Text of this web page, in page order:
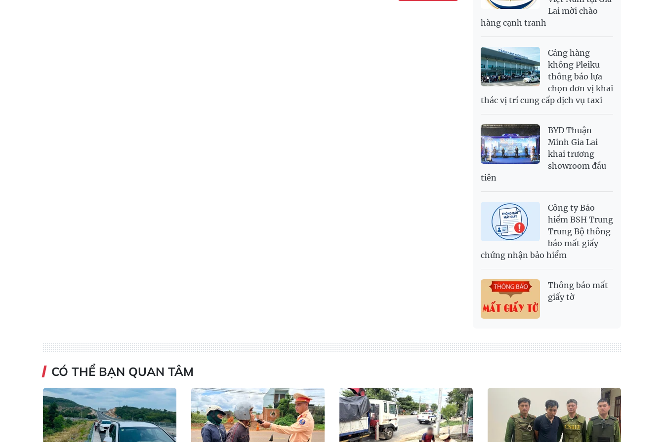
2,702.79
2,817.41
SGD
USD
26,000 26,030 26,410
Lai mời chào
hàng cạnh tranh
Cảng hàng
không Pleiku
thông báo lựa
chọn đơn vị khai
thác vị trí cung cấp dịch vụ taxi
BYD Thuận
Minh Gia Lai
khai trương
showroom đầu
tiên
Công ty Bảo
hiểm BSH Trung
Trung Bộ thông
báo mất giấy
chứng nhận bảo hiểm
Thông báo mất
giấy tờ
CÓ THỂ BẠN QUAN TÂM